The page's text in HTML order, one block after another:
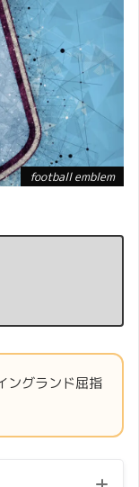
football emblem
ングランド屈指